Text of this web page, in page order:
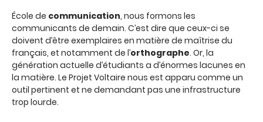
École de communication, nous formons les
communicants de demain. C’est dire que ceux-ci se
doivent d’être exemplaires en matière de maîtrise du
français, et notamment de l’orthographe. Or, la
génération actuelle d’étudiants a d’énormes lacunes en
la matière. Le Projet Voltaire nous est apparu comme un
outil pertinent et ne demandant pas une infrastructure
trop lourde.